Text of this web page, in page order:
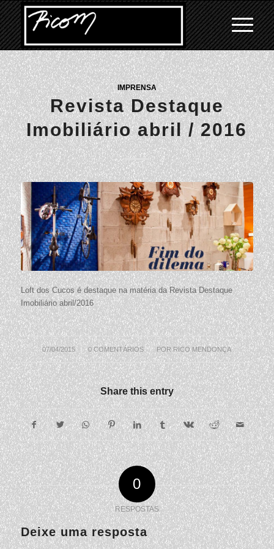
IMPRENSA
Revista Destaque
Imobiliário abril / 2016
Loft dos Cucos é destaque na matéria da Revista Destaque
Imobiliário abril/2016
07/04/2015
/ 0 COMENTÁRIOS
/ PORRICO MENDONÇA
Share this entry
0
RESPOSTAS
Deixe uma resposta